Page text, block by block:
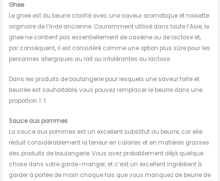
Ghee
Le ghee est du beurre clarifié avec une saveur aromatique et noisette
originaire de l’Inde ancienne. Couramment utilisé dans toute l’Asie, le
ghee ne contient pas essentiellement de caséine ou de lactose et,
par conséquent, il est considéré comme une option plus sûre pour les
personnes allergiques au lait ou intolérantes au lactose.
Dans les produits de boulangerie pour lesquels une saveur forte et
beurrée est souhaitable, vous pouvez remplacer le beurre dans une
proportion 1: 1.
Sauce aux pommes
La sauce aux pommes est un excellent substitut au beurre, car elle
réduit considérablement la teneur en calories et en matières grasses
des produits de boulangerie. Vous avez probablement déjà quelque
chose dans votre garde-manger, et c’est un excellent ingrédient à
garder à portée de main chaque fois que vous manquez de beurre de